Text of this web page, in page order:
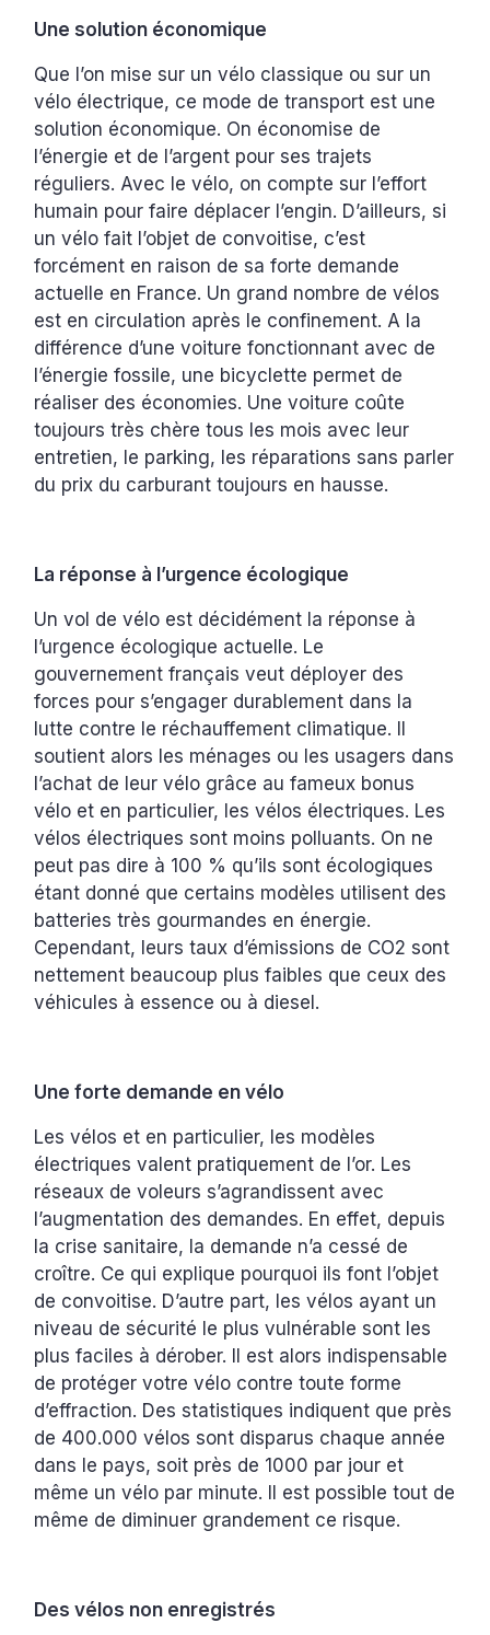
Une solution économique
Que l’on mise sur un vélo classique ou sur un
vélo électrique, ce mode de transport est une
solution économique. On économise de
l’énergie et de l’argent pour ses trajets
réguliers. Avec le vélo, on compte sur l’effort
humain pour faire déplacer l’engin. D’ailleurs, si
un vélo fait l’objet de convoitise, c’est
forcément en raison de sa forte demande
actuelle en France. Un grand nombre de vélos
est en circulation après le confinement. A la
différence d’une voiture fonctionnant avec de
l’énergie fossile, une bicyclette permet de
réaliser des économies. Une voiture coûte
toujours très chère tous les mois avec leur
entretien, le parking, les réparations sans parler
du prix du carburant toujours en hausse.
La réponse à l’urgence écologique
Un vol de vélo est décidément la réponse à
l’urgence écologique actuelle. Le
gouvernement français veut déployer des
forces pour s’engager durablement dans la
lutte contre le réchauffement climatique. Il
soutient alors les ménages ou les usagers dans
l’achat de leur vélo grâce au fameux bonus
vélo et en particulier, les vélos électriques. Les
vélos électriques sont moins polluants. On ne
peut pas dire à 100 % qu’ils sont écologiques
étant donné que certains modèles utilisent des
batteries très gourmandes en énergie.
Cependant, leurs taux d’émissions de CO2 sont
nettement beaucoup plus faibles que ceux des
véhicules à essence ou à diesel.
Une forte demande en vélo
Les vélos et en particulier, les modèles
électriques valent pratiquement de l’or. Les
réseaux de voleurs s’agrandissent avec
l’augmentation des demandes. En effet, depuis
la crise sanitaire, la demande n’a cessé de
croître. Ce qui explique pourquoi ils font l’objet
de convoitise. D’autre part, les vélos ayant un
niveau de sécurité le plus vulnérable sont les
plus faciles à dérober. Il est alors indispensable
de protéger votre vélo contre toute forme
d’effraction. Des statistiques indiquent que près
de 400.000 vélos sont disparus chaque année
dans le pays, soit près de 1000 par jour et
même un vélo par minute. Il est possible tout de
même de diminuer grandement ce risque.
Des vélos non enregistrés